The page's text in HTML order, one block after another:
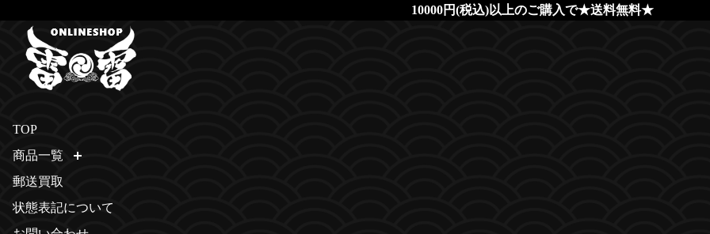
10000円(税込)以上のご購入で★送料無料★
TOP
商品一覧
郵送買取
状態表記について